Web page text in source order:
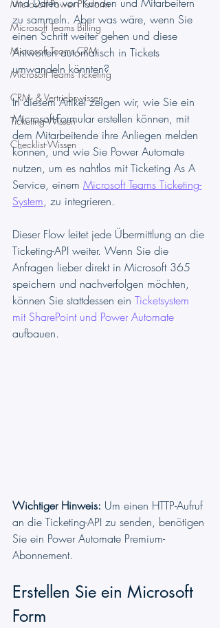
Microsoft Power Platform
Microsoft Teams Billing
Microsoft Teams CRM
Microsoft Teams Ticketing
CRM- & Vertriebswissen
Ticketing-Wissen
Checklist-Wissen
zu sammeln. Aber was wäre, wenn Sie
einen Schritt weiter gehen und diese
Antworten automatisch in Tickets
umwandeln könnten?
In diesem Artikel zeigen wir, wie Sie ein
Microsoft-Formular erstellen können, mit
dem Mitarbeitende ihre Anliegen melden
können, und wie Sie Power Automate
nutzen, um es nahtlos mit Ticketing As A
Service, einem Microsoft Teams Ticketing-
System, zu integrieren.
Dieser Flow leitet jede Übermittlung an die
Ticketing-API weiter. Wenn Sie die
Anfragen lieber direkt in Microsoft 365
speichern und nachverfolgen möchten,
können Sie stattdessen ein Ticketsystem
mit SharePoint und Power Automate
aufbauen.
Wichtiger Hinweis: Um einen HTTP-Aufruf
an die Ticketing-API zu senden, benötigen
Sie ein Power Automate Premium-
Abonnement.
Erstellen Sie ein Microsoft
Form